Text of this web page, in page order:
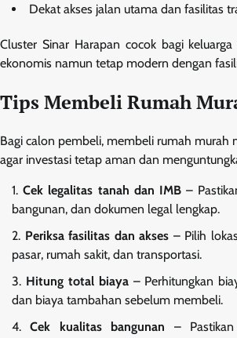
Dekat akses jalan utama dan fasilitas
Cluster Sinar Harapan cocok bagi
ekonomis namun tetap modern dengan
Tips Membeli Rumah
Bagi calon pembeli, membeli rumah murah
agar investasi tetap aman dan
Cek legalitas tanah dan IMB –
bangunan, dan dokumen legal lengkap.
Periksa fasilitas dan akses – Pilih
pasar, rumah sakit, dan transportasi.
Hitung total biaya– Perhitungkan
dan biaya tambahan sebelum membeli.
Cek kualitas bangunan –